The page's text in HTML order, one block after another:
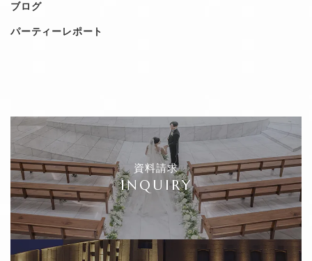
ブログ
パーティーレポート
資料請求
INQUIRY